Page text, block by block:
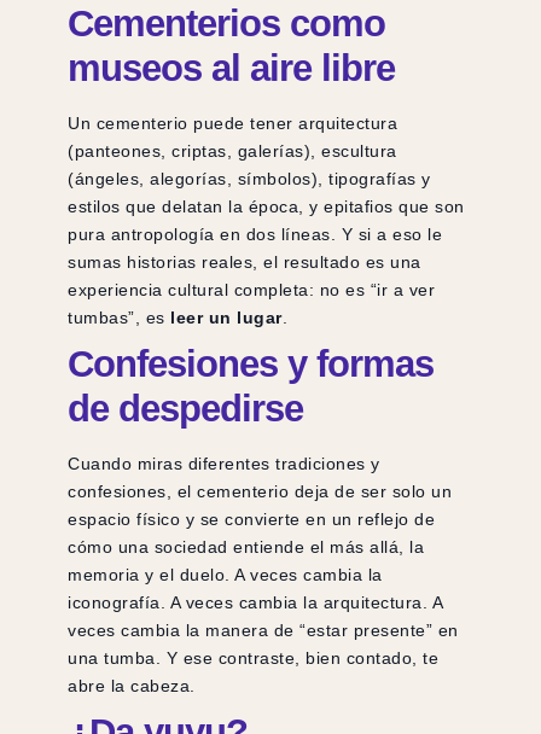
Cementerios como
museos al aire libre
Un cementerio puede tener arquitectura
(panteones, criptas, galerías), escultura
(ángeles, alegorías, símbolos), tipografías y
estilos que delatan la época, y epitafios que son
pura antropología en dos líneas. Y si a eso le
sumas historias reales, el resultado es una
experiencia cultural completa: no es “ir a ver
tumbas”, es leer un lugar.
Confesiones y formas
de despedirse
Cuando miras diferentes tradiciones y
confesiones, el cementerio deja de ser solo un
espacio físico y se convierte en un reflejo de
cómo una sociedad entiende el más allá, la
memoria y el duelo. A veces cambia la
iconografía. A veces cambia la arquitectura. A
veces cambia la manera de “estar presente” en
una tumba. Y ese contraste, bien contado, te
abre la cabeza.